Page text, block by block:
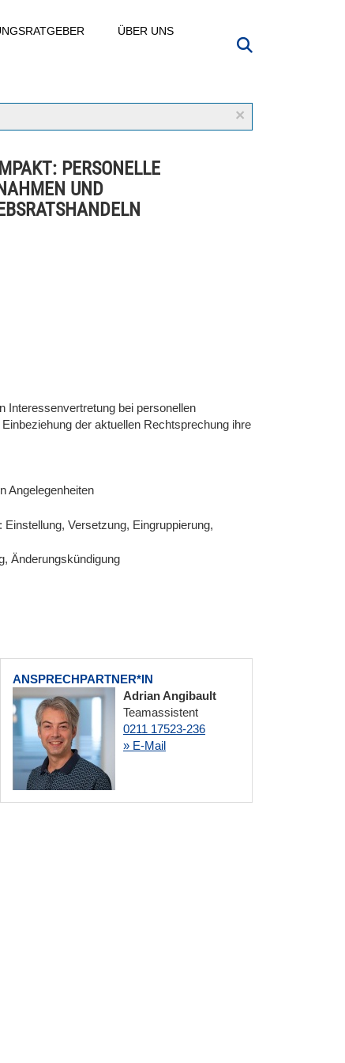
ÜBER UNS
×
PERSONELLE
UND
Interessenvertretung bei personellen
der aktuellen Rechtsprechung ihre
Angelegenheiten
Versetzung, Eingruppierung,
Änderungskündigung
ANSPRECHPARTNER*IN
Adrian Angibault
Teamassistent
0211 17523-236
» E-Mail